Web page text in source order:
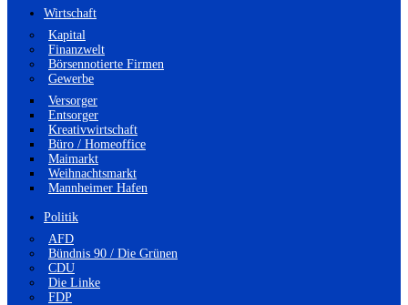
Wirtschaft
Kapital
Finanzwelt
Börsennotierte Firmen
Gewerbe
Versorger
Entsorger
Kreativwirtschaft
Büro / Homeoffice
Maimarkt
Weihnachtsmarkt
Mannheimer Hafen
Politik
AFD
Bündnis 90 / Die Grünen
CDU
Die Linke
FDP